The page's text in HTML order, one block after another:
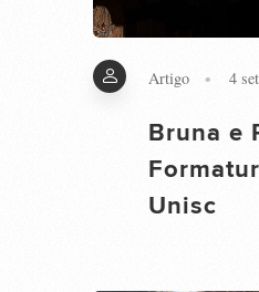
Artigo 4
Bruna e
Unisc